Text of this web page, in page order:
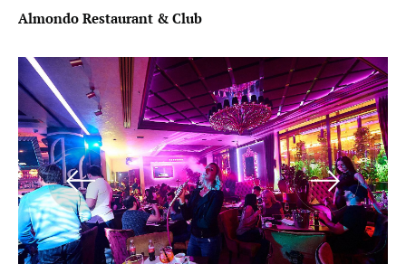
Almondo Restaurant & Club